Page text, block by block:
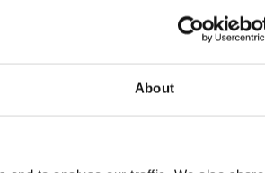
About